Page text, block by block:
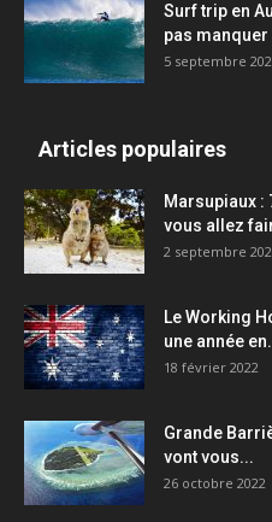
Surf trip en
pas manquer
5 septembre
Articles populaires
Marsupiaux
vous allez
2 septembre
Le Working
une année
18 février 2022
Grande
vont vous...
26 octobre 2022